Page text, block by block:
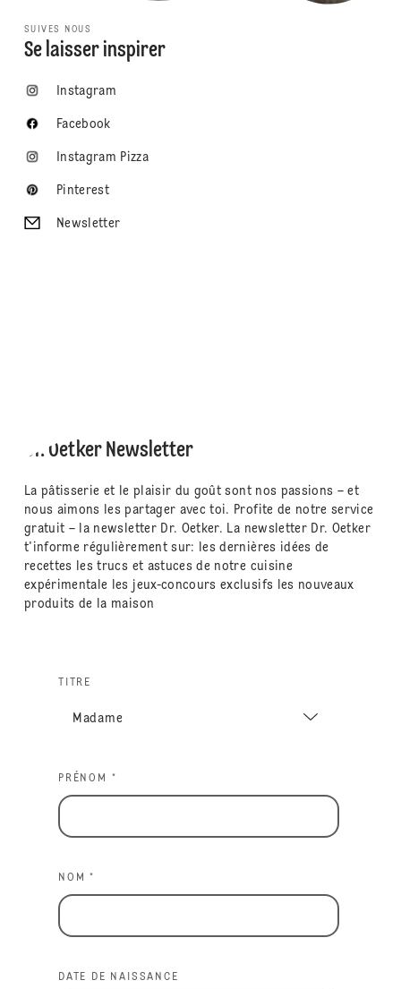
SUIVES NOUS
Se laisser inspirer
Instagram
Facebook
Instagram Pizza
Pinterest
Newsletter
Dr. Oetker Newsletter
La pâtisserie et le plaisir du goût sont nos passions – et
nous aimons les partager avec toi. Profite de notre service
gratuit – la newsletter Dr. Oetker. La newsletter Dr. Oetker
t'informe régulièrement sur: les dernières idées de
recettes les trucs et astuces de notre cuisine
expérimentale les jeux-concours exclusifs les nouveaux
produits de la maison
TITRE
PRÉNOM *
NOM *
DATE DE NAISSANCE